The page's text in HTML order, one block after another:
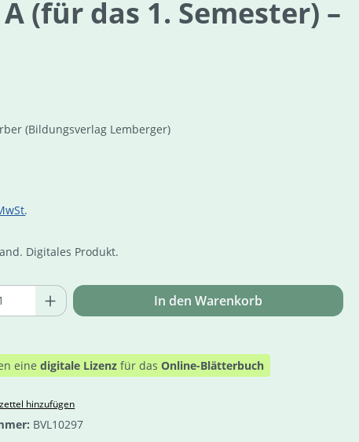
(für das 1. Semester) –
(Bildungsverlag Lemberger)
Digitales Produkt.
Anzahl: Gib den gewünschten Wert
In den Warenkorb
eine digitale Lizenz für das Online-Blätterbuch
hinzufügen
BVL10297